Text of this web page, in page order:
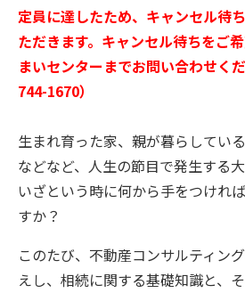
定員に達したため、キャンセル待
ただきます。キャンセル待ちをご
まいセンターまでお問い合わせく
744-1670）
生まれ育った家、親が暮らしてい
などなど、人生の節目で発生する
いざという時に何から手をつけれ
すか？
このたび、不動産コンサルティン
えし、相続に関する基礎知識と、